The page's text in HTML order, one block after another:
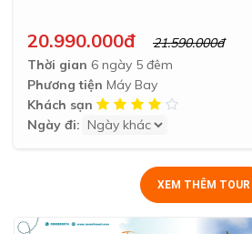
20.990.000đ
21.590.000đ
Thời gian 6 ngày 5 đêm
Phương tiện Máy Bay
Khách sạn
Ngày đi:
XEM THÊM TOUR